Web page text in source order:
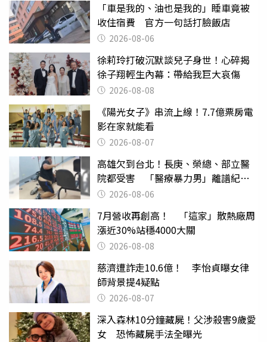
「車是我的、油也是我的」睡車竟被
收住宿費 官方一句話打臉飯店
2026-08-06
徐莉玲打破沉默談兒子身世！心碎揭
徐子翔輕生內幕：帶給我巨大哀傷
2026-08-08
《陽光女子》串流上線！7.7億票房電
影在家就能看
2026-08-07
高雄欠到台北！長庚、榮總、部立醫
院都受害 「醫療暴力男」離譜紀錄
曝光2026-08-06
7月營收再創高！ 「這家」散熱廠周
漲近30%站穩4000大關
2026-08-08
慈濟遭詐走10.6億！ 李怡貞曝女律
師背景提4疑點
2026-08-07
深入森林10分鐘藏屍！父涉殺害9歲愛
女 恐怖藏屍手法全曝光